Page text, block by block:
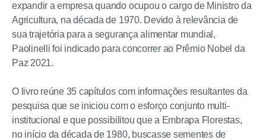
expandir a empresa quando ocupou o cargo de Ministro da
Agricultura, na década de 1970. Devido à relevância de
sua trajetória para a segurança alimentar mundial,
Paolinelli foi indicado para concorrer ao Prêmio Nobel da
Paz 2021.
O livro reúne 35 capítulos com informações resultantes da
pesquisa que se iniciou com o esforço conjunto multi-
institucional e que possibilitou que a Embrapa Florestas,
no início da década de 1980, buscasse sementes de